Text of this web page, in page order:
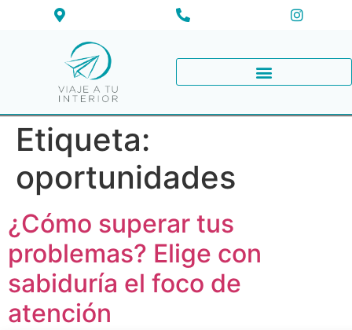
Etiqueta:
oportunidades
¿Cómo superar tus
problemas? Elige con
sabiduría el foco de
atención